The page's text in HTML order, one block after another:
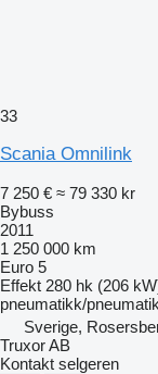
33
Scania Omnilink
7 250 € ≈ 79 330 kr
Bybuss
2011
1 250 000 km
Euro 5
Effekt 280 hk (206
pneumatikk/
Sverige,
Truxor AB
Kontakt selgeren